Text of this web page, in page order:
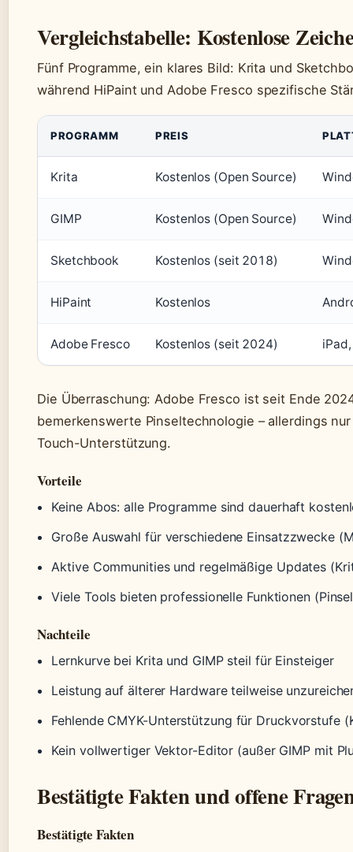
Vergleichstabelle: Kostenlose
Fünf Programme, ein klares Bild: Krita und
während HiPaint und Adobe Fresco spezifische
PROGRAMM PREIS
Krita Kostenlos (Open Source)
GIMP Kostenlos (Open Source)
Sketchbook Kostenlos (seit 2018)
HiPaint Kostenlos
Adobe Fresco Kostenlos (seit 2024)
Die Überraschung: Adobe Fresco ist seit Ende
bemerkenswerte Pinseltechnologie – allerdings
Touch-Unterstützung.
Vorteile
Keine Abos: alle Programme sind dauerhaft
Große Auswahl für verschiedene Einsatzzwecke
Aktive Communities und regelmäßige Updates
Viele Tools bieten professionelle Funktionen
Nachteile
Lernkurve bei Krita und GIMP steil für Einsteiger
Leistung auf älterer Hardware teilweise
Fehlende CMYK-Unterstützung für Druckvorstufe
Kein vollwertiger Vektor-Editor (außer GIMP mit
Bestätigte Fakten und offene
Bestätigte Fakten